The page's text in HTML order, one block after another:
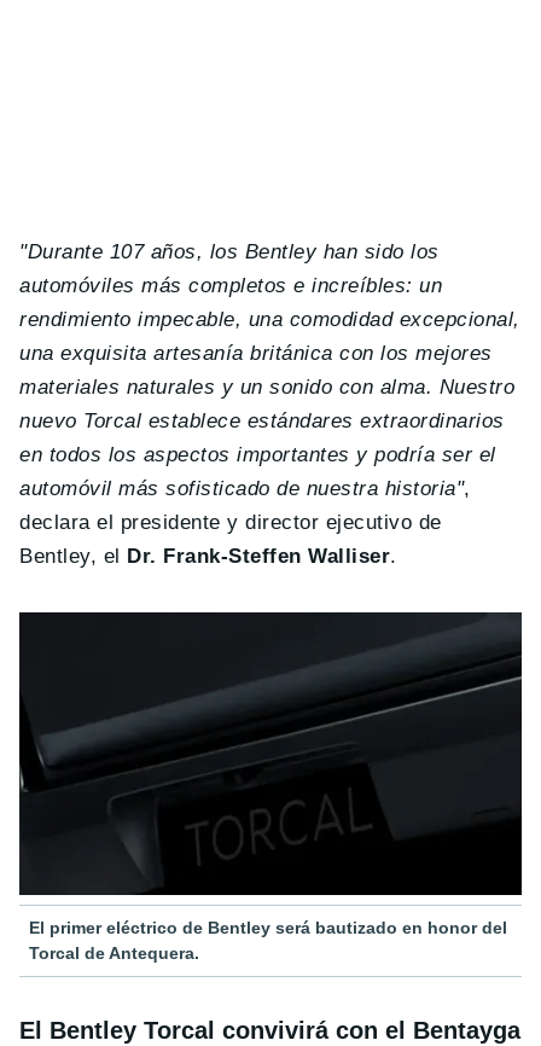
"Durante 107 años, los Bentley han sido los
automóviles más completos e increíbles: un
rendimiento impecable, una comodidad excepcional,
una exquisita artesanía británica con los mejores
materiales naturales y un sonido con alma. Nuestro
nuevo Torcal establece estándares extraordinarios
en todos los aspectos importantes y podría ser el
automóvil más sofisticado de nuestra historia",
declara el presidente y director ejecutivo de
Bentley, el
Dr. Frank-Steffen Walliser.
El primer eléctrico de Bentley será bautizado en honor del
Torcal de Antequera.
El Bentley Torcal convivirá con el Bentayga